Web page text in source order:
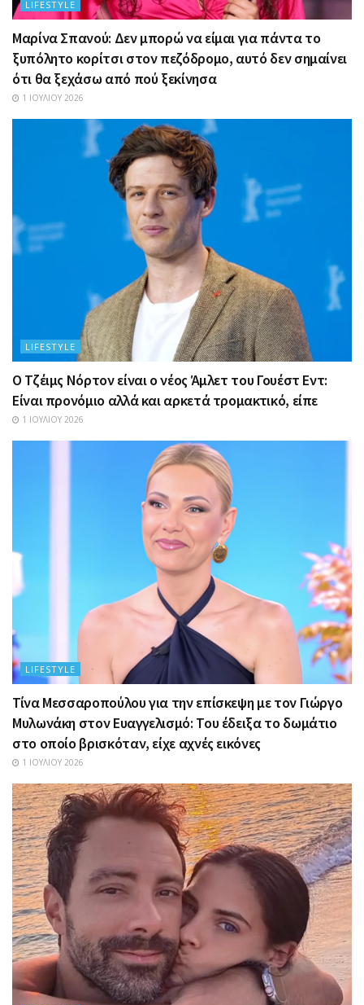
LIFESTYLE
Μαρίνα Σπανού: Δεν μπορώ να είμαι για πάντα το
ξυπόλητο κορίτσι στον πεζόδρομο, αυτό δεν σημαίνει
ότι θα ξεχάσω από πού ξεκίνησα
1 ΙΟΥΛΊΟΥ 2026
LIFESTYLE
Ο Τζέιμς Νόρτον είναι ο νέος Άμλετ του Γουέστ Εντ:
Είναι προνόμιο αλλά και αρκετά τρομακτικό, είπε
1 ΙΟΥΛΊΟΥ 2026
LIFESTYLE
Τίνα Μεσσαροπούλου για την επίσκεψη με τον Γιώργο
Μυλωνάκη στον Ευαγγελισμό: Του έδειξα το δωμάτιο
στο οποίο βρισκόταν, είχε αχνές εικόνες
1 ΙΟΥΛΊΟΥ 2026